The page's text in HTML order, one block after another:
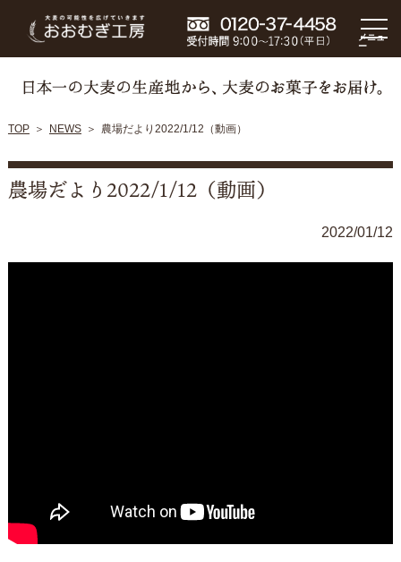
メニュ
ー
TOP NEWS 農場だより2022/1/12（動画）
農場だより2022/1/12（動画）
2022/01/12